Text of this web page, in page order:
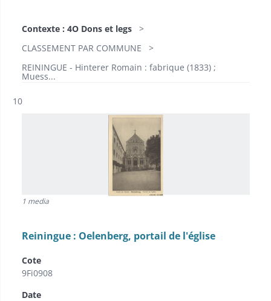
Contexte : 4O Dons et legs
CLASSEMENT PAR COMMUNE
REININGUE - Hinterer Romain : fabrique (1833) ;
Muess...
Résultat n°
10
1 media
Reiningue : Oelenberg, portail de l'église
Cote
9Fi0908
Date